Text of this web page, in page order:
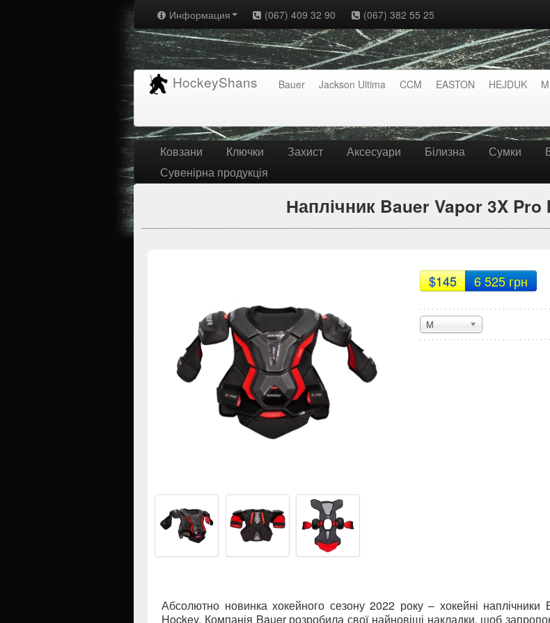
Информация (067) 409 32 90 (067) 382 55 25
HockeyShans Bauer Jackson Ultima CCM EASTON HEJDUK
Ковзани Ключки Захист Аксесуари Білизна Сумки
Сувенірна продукція
Наплічник Bauer Vapor 3X
$145 6 525 грн
М
Абсолютно новинка хокейного сезону 2022 року – хокейні
Hockey. Компанія Bauer розробила свої найновіші накладки, щоб